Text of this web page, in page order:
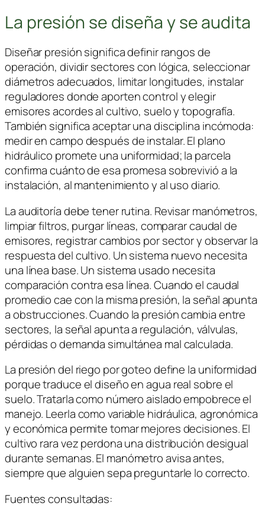
La presión se diseña y se audita
Diseñar presión significa definir rangos de
operación, dividir sectores con lógica, seleccionar
diámetros adecuados, limitar longitudes, instalar
reguladores donde aporten control y elegir
emisores acordes al cultivo, suelo y topografía.
También significa aceptar una disciplina incómoda:
medir en campo después de instalar. El plano
hidráulico promete una uniformidad; la parcela
confirma cuánto de esa promesa sobrevivió a la
instalación, al mantenimiento y al uso diario.
La auditoría debe tener rutina. Revisar manómetros,
limpiar filtros, purgar líneas, comparar caudal de
emisores, registrar cambios por sector y observar la
respuesta del cultivo. Un sistema nuevo necesita
una línea base. Un sistema usado necesita
comparación contra esa línea. Cuando el caudal
promedio cae con la misma presión, la señal apunta
a obstrucciones. Cuando la presión cambia entre
sectores, la señal apunta a regulación, válvulas,
pérdidas o demanda simultánea mal calculada.
La presión del riego por goteo define la uniformidad
porque traduce el diseño en agua real sobre el
suelo. Tratarla como número aislado empobrece el
manejo. Leerla como variable hidráulica, agronómica
y económica permite tomar mejores decisiones. El
cultivo rara vez perdona una distribución desigual
durante semanas. El manómetro avisa antes,
siempre que alguien sepa preguntarle lo correcto.
Fuentes consultadas: